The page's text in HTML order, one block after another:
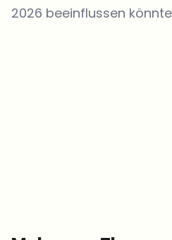
2026 beeinflussen